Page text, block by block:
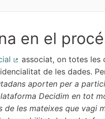
en el
(Enllaç extern)
associat, on totes les
de les dades.
aporten per a
Decidim en tot
les mateixes que vagi